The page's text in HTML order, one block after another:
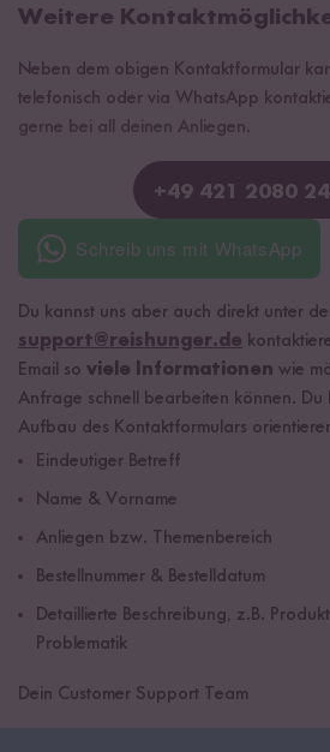
Weitere
Neben dem obigen Kontaktformular
telefonisch oder via WhatsApp
gerne bei all deinen Anliegen.
+49 421 2080
Schreib uns mit WhatsApp
Du kannst uns aber auch direkt unter
support@reishunger.de
Email so viele Informationen wie
Anfrage schnell bearbeiten können. Du
Aufbau des Kontaktformulars
Eindeutiger Betreff
Name & Vorname
Anliegen bzw. Themenbereich
Bestellnummer & Bestelldatum
Detaillierte Beschreibung, z.B.
Problematik
Dein Customer Support Team